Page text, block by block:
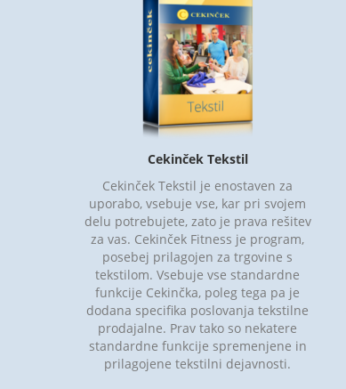
Cekinček Tekstil
Cekinček Tekstil je enostaven za
uporabo, vsebuje vse, kar pri svojem
delu potrebujete, zato je prava rešitev
za vas. Cekinček Fitness je program,
posebej prilagojen za trgovine s
tekstilom. Vsebuje vse standardne
funkcije Cekinčka, poleg tega pa je
dodana specifika poslovanja tekstilne
prodajalne. Prav tako so nekatere
standardne funkcije spremenjene in
prilagojene tekstilni dejavnosti.